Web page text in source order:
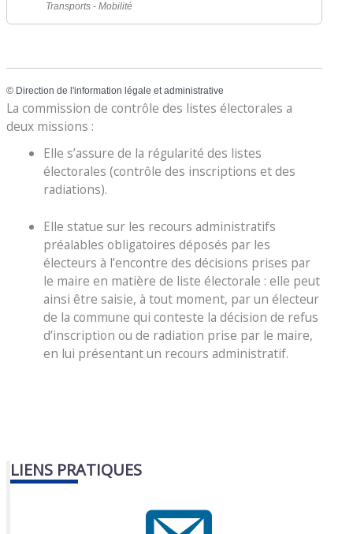
Transports - Mobilité
© Direction de l'information légale et administrative
La commission de contrôle des listes électorales a
deux missions :
Elle s’assure de la régularité des listes
électorales (contrôle des inscriptions et des
radiations).
Elle statue sur les recours administratifs
préalables obligatoires déposés par les
électeurs à l’encontre des décisions prises par
le maire en matière de liste électorale : elle peut
ainsi être saisie, à tout moment, par un électeur
de la commune qui conteste la décision de refus
d’inscription ou de radiation prise par le maire,
en lui présentant un recours administratif.
LIENS PRATIQUES